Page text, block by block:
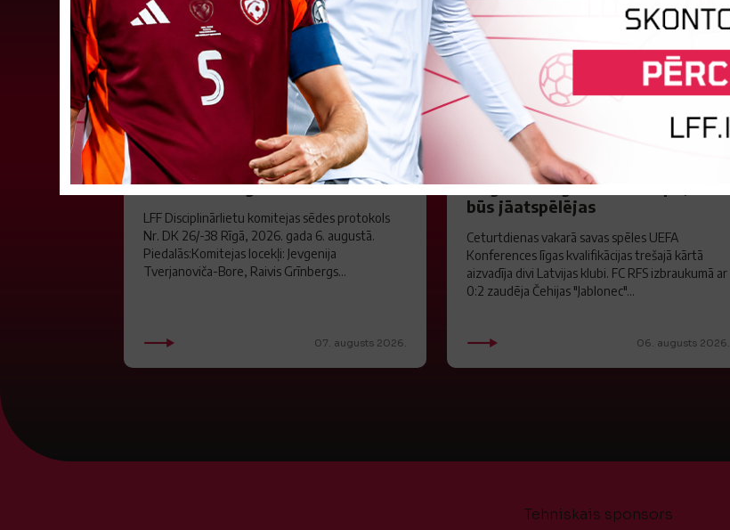
LFF DK 6. augusta lēmumi
LFF Disciplinārlietu komitejas sēdes protokols
Nr. DK 26/-38 Rīgā, 2026. gada 6. augustā.
Piedalās:Komitejas locekļi: Jevgenija
Tverjanoviča-Bore, Raivis Grīnbergs...
07. augusts 2026.
"Riga FC" iegūst handikapu, RFS
būs jāatspēlējas
Ceturtdienas vakarā savas spēles UEFA
Konferences līgas kvalifikācijas trešajā kārtā
aizvadīja divi Latvijas klubi. FC RFS izbraukumā ar
0:2 zaudēja Čehijas "Jablonec"...
06. augusts 2026.
Tehniskais sponsors